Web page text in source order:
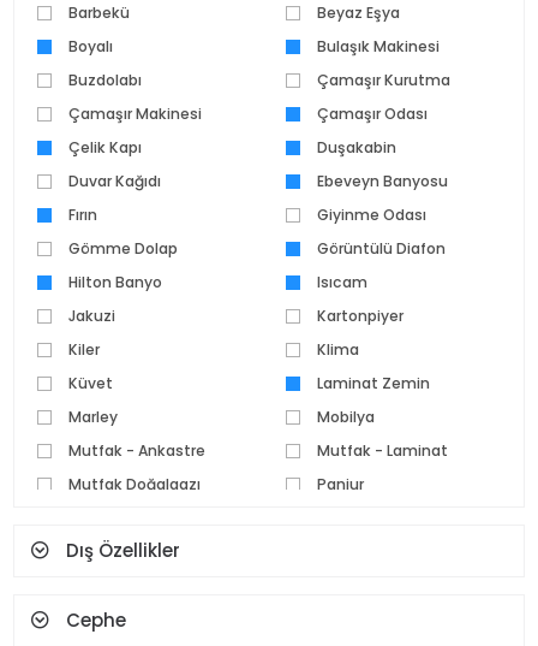
Barbekü
Beyaz Eşya
Boyalı
Bulaşık Makinesi
Buzdolabı
Çamaşır Kurutma
Makinesi
Çamaşır Makinesi
Çamaşır Odası
Çelik Kapı
Duşakabin
Duvar Kağıdı
Ebeveyn Banyosu
Fırın
Giyinme Odası
Gömme Dolap
Görüntülü Diafon
Hilton Banyo
Isıcam
Jakuzi
Kartonpiyer
Kiler
Klima
Küvet
Laminat Zemin
Marley
Mobilya
Mutfak - Ankastre
Mutfak - Laminat
Mutfak Doğalgazı
Panjur
Seramik Zemin
Şömine
Dış Özellikler
Cephe